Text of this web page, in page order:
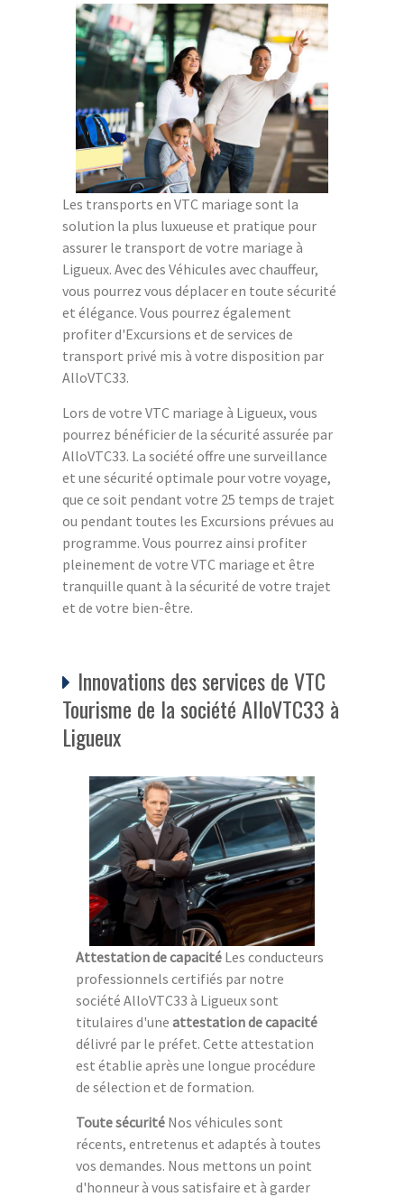
Les transports en VTC mariage sont la
solution la plus luxueuse et pratique pour
assurer le transport de votre mariage à
Ligueux. Avec des Véhicules avec chauffeur,
vous pourrez vous déplacer en toute sécurité
et élégance. Vous pourrez également
profiter d'Excursions et de services de
transport privé mis à votre disposition par
AlloVTC33.
Lors de votre VTC mariage à Ligueux, vous
pourrez bénéficier de la sécurité assurée par
AlloVTC33. La société offre une surveillance
et une sécurité optimale pour votre voyage,
que ce soit pendant votre 25 temps de trajet
ou pendant toutes les Excursions prévues au
programme. Vous pourrez ainsi profiter
pleinement de votre VTC mariage et être
tranquille quant à la sécurité de votre trajet
et de votre bien-être.
Innovations des services de VTC
Tourisme de la société AlloVTC33 à
Ligueux
Attestation de capacité Les conducteurs
professionnels certifiés par notre
société AlloVTC33 à Ligueux sont
titulaires d'une attestation de capacité
délivré par le préfet. Cette attestation
est établie après une longue procédure
de sélection et de formation.
Toute sécurité Nos véhicules sont
récents, entretenus et adaptés à toutes
vos demandes. Nous mettons un point
d'honneur à vous satisfaire et à garder